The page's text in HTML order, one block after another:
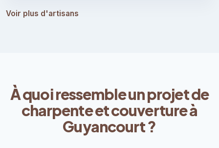
Voir plus d'artisans
À quoi ressemble un projet de
charpente et couverture à
Guyancourt ?